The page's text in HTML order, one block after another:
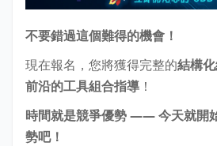
不要錯過這個難得的機會！
現在報名，您將獲得完整的結構
前沿的工具組合指導 ！
時間就是競爭優勢 —— 今天就開
勢吧！